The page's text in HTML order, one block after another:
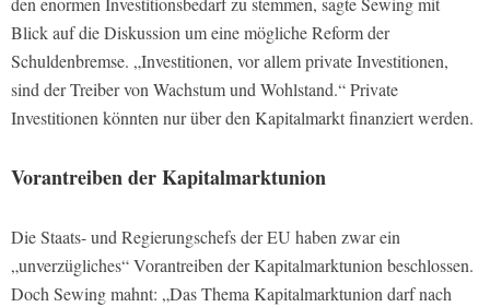
Blick auf die Diskussion um eine mögliche Reform der
Schuldenbremse. „Investitionen, vor allem private Investitionen,
sind der Treiber von Wachstum und Wohlstand.“ Private
Investitionen könnten nur über den Kapitalmarkt finanziert werden.
Vorantreiben der Kapitalmarktunion
Die Staats- und Regierungschefs der EU haben zwar ein
„unverzügliches“ Vorantreiben der Kapitalmarktunion beschlossen.
Doch Sewing mahnt: „Das Thema Kapitalmarktunion darf nach